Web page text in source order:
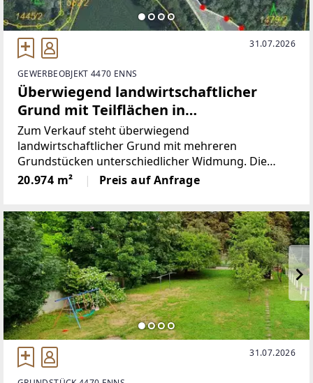
31.07.2026
GEWERBEOBJEKT 4470 ENNS
Überwiegend landwirtschaftlicher
Grund mit Teilflächen in
unterschiedlicher Widmung in der
Ennser Kronau
Zum Verkauf steht überwiegend
landwirtschaftlicher Grund mit mehreren
Grundstücken unterschiedlicher Widmung. Die
Flächen umfassen Wald, Acker-,
Wiesen-/Weidebereiche sowie eine ausgewiesene
20.974 m² Preis auf Anfrage
31.07.2026